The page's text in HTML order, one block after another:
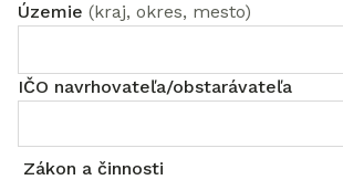
Územie (kraj, okres, mesto)
IČO navrhovateľa/obstarávateľa
Zákon a činnosti